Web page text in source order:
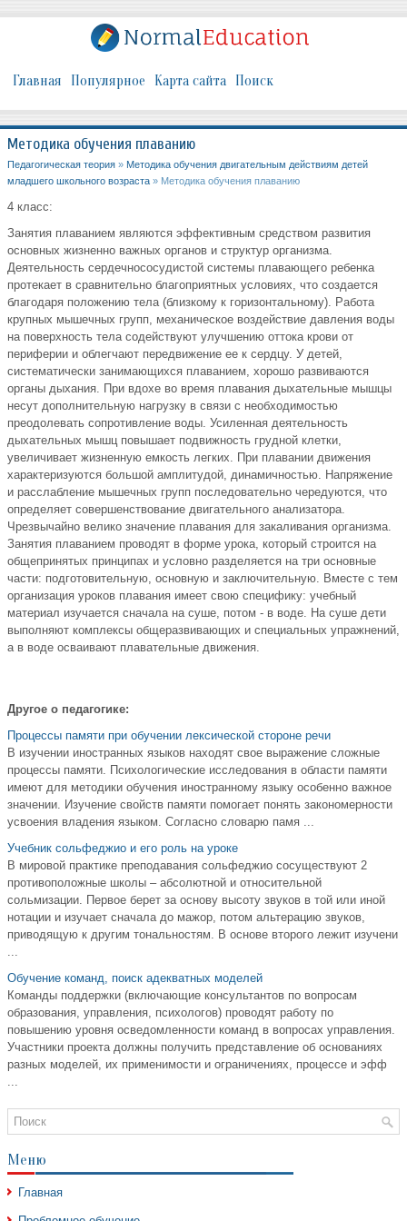
Главная Популярное Карта сайта Поиск
Методика обучения плаванию
Педагогическая теория » Методика обучения двигательным действиям детей
младшего школьного возраста » Методика обучения плаванию
4 класс:
Занятия плаванием являются эффективным средством развития
основных жизненно важных органов и структур организма.
Деятельность сердечнососудистой системы плавающего ребенка
протекает в сравнительно благоприятных условиях, что создается
благодаря положению тела (близкому к горизонтальному). Работа
крупных мышечных групп, механическое воздействие давления воды
на поверхность тела содействуют улучшению оттока крови от
периферии и облегчают передвижение ее к сердцу. У детей,
систематически занимающихся плаванием, хорошо развиваются
органы дыхания. При вдохе во время плавания дыхательные мышцы
несут дополнительную нагрузку в связи с необходимостью
преодолевать сопротивление воды. Усиленная деятельность
дыхательных мышц повышает подвижность грудной клетки,
увеличивает жизненную емкость легких. При плавании движения
характеризуются большой амплитудой, динамичностью. Напряжение
и расслабление мышечных групп последовательно чередуются, что
определяет совершенствование двигательного анализатора.
Чрезвычайно велико значение плавания для закаливания организма.
Занятия плаванием проводят в форме урока, который строится на
общепринятых принципах и условно разделяется на три основные
части: подготовительную, основную и заключительную. Вместе с тем
организация уроков плавания имеет свою специфику: учебный
материал изучается сначала на суше, потом - в воде. На суше дети
выполняют комплексы общеразвивающих и специальных упражнений,
а в воде осваивают плавательные движения.
Другое о педагогике:
Процессы памяти при обучении лексической стороне речи
В изучении иностранных языков находят свое выражение сложные
процессы памяти. Психологические исследования в области памяти
имеют для методики обучения иностранному языку особенно важное
значении. Изучение свойств памяти помогает понять закономерности
усвоения владения языком. Согласно словарю памя ...
Учебник сольфеджио и его роль на уроке
В мировой практике преподавания сольфеджио сосуществуют 2
противоположные школы – абсолютной и относительной
сольмизации. Первое берет за основу высоту звуков в той или иной
нотации и изучает сначала до мажор, потом альтерацию звуков,
приводящую к другим тональностям. В основе второго лежит изучени
...
Обучение команд, поиск адекватных моделей
Команды поддержки (включающие консультантов по вопросам
образования, управления, психологов) проводят работу по
повышению уровня осведомленности команд в вопросах управления.
Участники проекта должны получить представление об основаниях
разных моделей, их применимости и ограничениях, процессе и эфф
...
Меню
Главная